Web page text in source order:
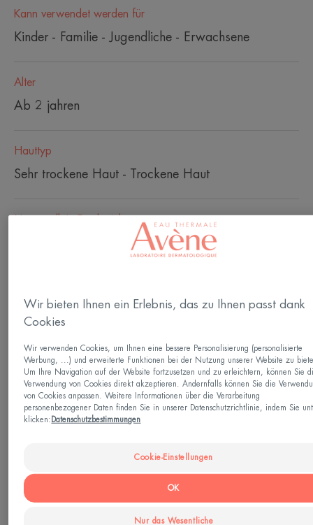
Kann verwendet werden für
Kinder - Familie - Jugendliche - Erwachsene
Alter
Ab 2 jahren
Hauttyp
Sehr trockene Haut - Trockene Haut
Hautcreme für empfindliche, trockene, trockene bis
Hände. Sie gleicht die Austrocknungseffekte aus,
Gel und übermäßigem Händewaschen entstehen.
Dieses nährende Pflegeprodukt mit seiner
umhüllenden Textur und dem leichten Duft beugt
Rissen, Rauheit, Frostbeulen und trockener Haut vor.
weiche, nicht fettende und nicht klebende Hände.
Die neue sensorische Formulierung mit 99 %
Aktivstoffen natürlichen Ursprungs spendet 24
Wir bieten Ihnen ein Erlebnis, das zu Ihnen passt dank
Cookies
Wir verwenden Cookies, um Ihnen eine bessere Personalisierung (personalisierte
Werbung, ...) und erweiterte Funktionen bei der Nutzung unserer Website zu
Um Ihre Navigation auf der Website fortzusetzen und zu erleichtern, können Sie
Verwendung von Cookies direkt akzeptieren. Andernfalls können Sie die
von Cookies anpassen. Weitere Informationen über die Verarbeitung
personenbezogener Daten finden Sie in unserer Datenschutzrichtlinie, indem Sie
klicken: Datenschutzbestimmungen
Cookie-Einstellungen
Nur das Wesentliche
OK